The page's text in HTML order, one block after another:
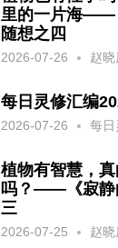
里的一片海——
随想之四
2026-07-26 赵晓
每日灵修汇编
2026-07-26 每日
植物有智慧，
吗？——《寂静
三
2026-07-25 赵晓